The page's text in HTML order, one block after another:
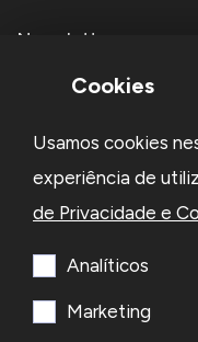
Newsletter
Li e aceito aPolítica
Cookies
Usamos cookies
experiência de
de Privacidade e
Analíticos
Marketing